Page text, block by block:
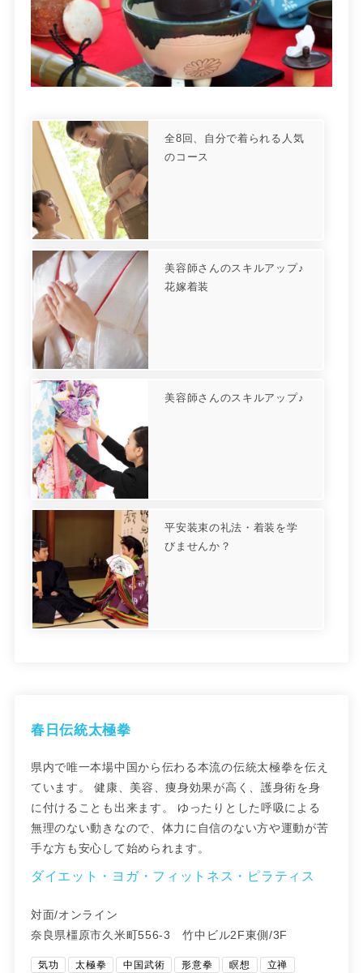
全8回、自分で着られる人気
のコース
美容師さんのスキルアップ♪
花嫁着装
美容師さんのスキルアップ♪
平安装束の礼法・着装を学
びませんか？
春日伝統太極拳
県内で唯一本場中国から伝わる本流の伝統太極拳を伝え
ています。 健康、美容、痩身効果が高く、護身術を身
に付けることも出来ます。 ゆったりとした呼吸による
無理のない動きなので、体力に自信のない方や運動が苦
手な方も安心して始められます。
ダイエット・ヨガ・フィットネス・ピラティス
対面/オンライン
奈良県橿原市久米町556-3 竹中ビル2F東側/3F
気功 太極拳 中国武術 形意拳 瞑想
立禅